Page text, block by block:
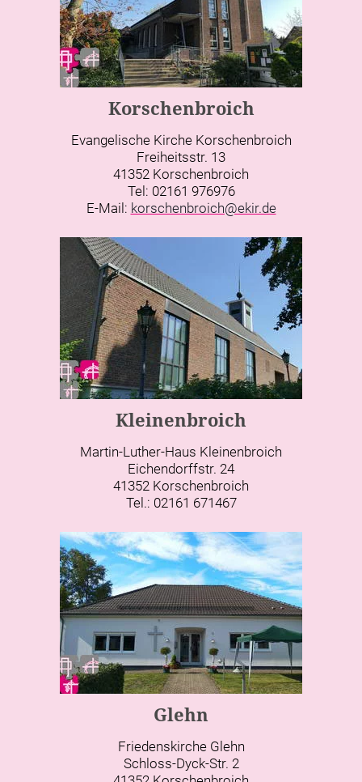
Korschenbroich
Evangelische Kirche Korschenbroich
Freiheitsstr. 13
41352 Korschenbroich
Tel: 02161 976976
E-Mail: korschenbroich@ekir.de
Kleinenbroich
Martin-Luther-Haus Kleinenbroich
Eichendorffstr. 24
41352 Korschenbroich
Tel.: 02161 671467
Glehn
Friedenskirche Glehn
Schloss-Dyck-Str. 2